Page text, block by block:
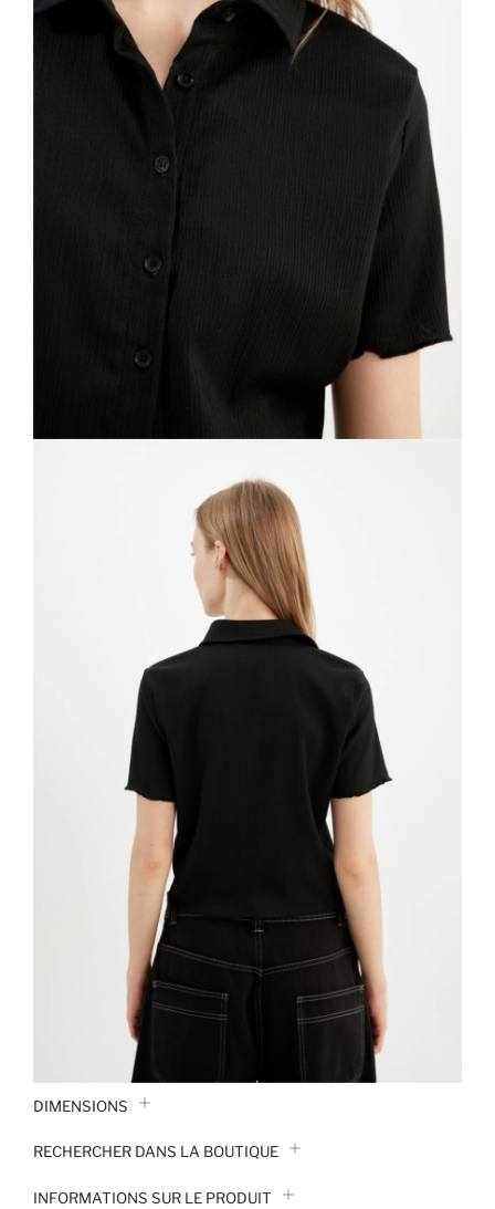
DIMENSIONS
RECHERCHER DANS LA BOUTIQUE
INFORMATIONS SUR LE PRODUIT